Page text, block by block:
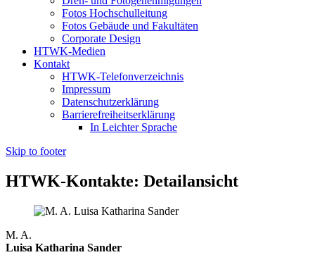
Fotos Hochschulleitung
Fotos Gebäude und Fakultäten
Corporate Design
HTWK-Medien
Kontakt
HTWK-Telefonverzeichnis
Impressum
Datenschutzerklärung
Barrierefreiheitserklärung
In Leichter Sprache
Skip to footer
HTWK-Kontakte: Detailansicht
M. A.
Luisa Katharina Sander